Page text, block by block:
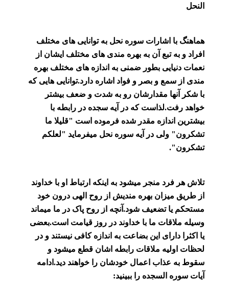
النحل
هماهنگ با اشارات سوره نحل به توانایی های مختلف
افراد و به تبع آن به بهره مندی های مختلف ایشان از
نعمات دنیایی بطور ضمنی به اندازه های مختلف بهره
مندی از سمع و بصر و فواد اشاره دارد.توانایی هایی که
با شکر آنها مقدارشان رو به شدت و ضعف بیشتر
خواهد رفت.لذاست که در آیه سجده در رابطه با
بیشترین اندازه مقدر شده فرموده است "قلیلا ما
تشکرون" ولی در آیه سوره نحل میفرماید "لعلکم
تشکرون".
تلاش هر فرد منجر میشود به اینکه ارتباط او با خداوند
از طریق میزان بهره مندیش از روح الهی درون خود
مستحکم یا تضعیف شود.آنچه از روح پاک در ما میماند
وسیله ملاقات ما با خداوند در روز قیامت است.بعضی
یا اکثرا دارای این بضاعت به اندازه کافی نیستند و در
لحظات اولیه ملاقات رابطه اشان قطع میشود و
سقوط به عذاب اعمال خودشان را خواهند دید.ادامه
آیات سوره السجده را ببینید: